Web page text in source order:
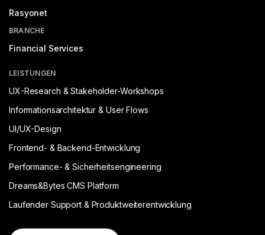
Rasyonet
BRANCHE
Financial Services
LEISTUNGEN
UX-Research & Stakeholder-Workshops
Informationsarchitektur & User Flows
UI/UX-Design
Frontend- & Backend-Entwicklung
Performance- & Sicherheitsengineering
Dreams&Bytes CMS Platform
Laufender Support & Produktweiterentwicklung